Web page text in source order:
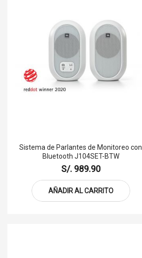
Sistema de Parlantes de Monitoreo con
Bluetooth J104SET-BTW
S/. 989.90
AÑADIR AL CARRITO